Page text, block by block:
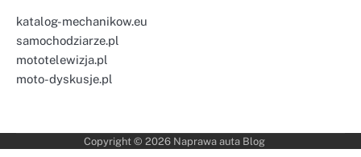
katalog-mechanikow.eu
samochodziarze.pl
mototelewizja.pl
moto-dyskusje.pl
Copyright © 2026 Naprawa auta Blog